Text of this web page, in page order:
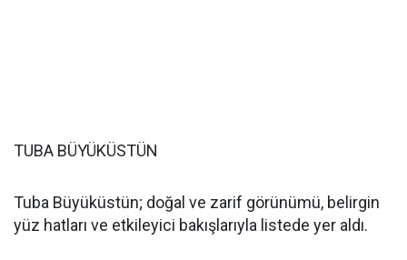
TUBA BÜYÜKÜSTÜN
Tuba Büyüküstün; doğal ve zarif görünümü, belirgin
yüz hatları ve etkileyici bakışlarıyla listede yer aldı.